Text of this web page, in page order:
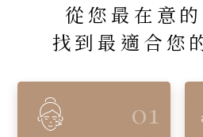
從您最在意
找到最適合您
01